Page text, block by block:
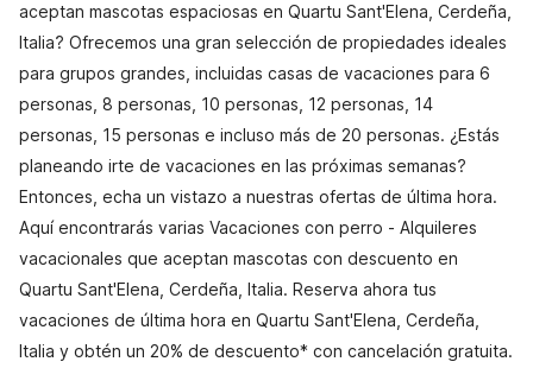
aceptan mascotas espaciosas en Quartu Sant'Elena, Cerdeña,
Italia? Ofrecemos una gran selección de propiedades ideales
para grupos grandes, incluidas casas de vacaciones para 6
personas, 8 personas, 10 personas, 12 personas, 14
personas, 15 personas e incluso más de 20 personas. ¿Estás
planeando irte de vacaciones en las próximas semanas?
Entonces, echa un vistazo a nuestras ofertas de última hora.
Aquí encontrarás varias Vacaciones con perro - Alquileres
vacacionales que aceptan mascotas con descuento en
Quartu Sant'Elena, Cerdeña, Italia. Reserva ahora tus
vacaciones de última hora en Quartu Sant'Elena, Cerdeña,
Italia y obtén un 20% de descuento* con cancelación gratuita.